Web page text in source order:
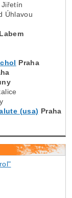
Úhlavou
Praha
(usa) Praha